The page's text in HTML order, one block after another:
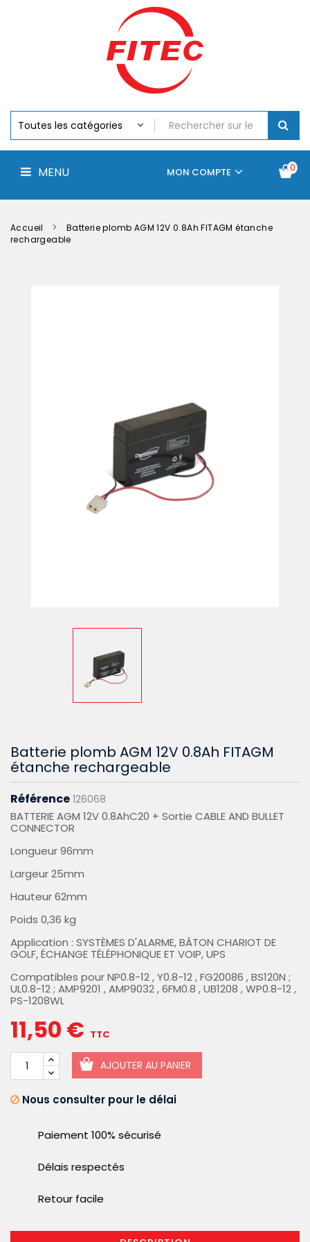
MENU 0
MON COMPTE
Chargeurs
Accus
Perceuse,
Visseuse
Batteries
Accueil
Batterie plomb AGM 12V 0.8Ah FITAGM étanche
rechargeable
Batterie plomb AGM 12V 0.8Ah FITAGM
étanche rechargeable
Référence 126068
BATTERIE AGM 12V 0.8AhC20 + Sortie CABLE AND BULLET
CONNECTOR
Longueur 96mm
Largeur 25mm
Hauteur 62mm
Poids 0,36 kg
Application : SYSTÈMES D'ALARME, BÂTON CHARIOT DE
GOLF, ÉCHANGE TÉLÉPHONIQUE ET VOIP, UPS
Compatibles pour NP0.8-12 , Y0.8-12 , FG20086 , BS120N ;
UL0.8-12 ; AMP9201 , AMP9032 , 6FM0.8 , UB1208 , WP0.8-12 ,
PS-1208WL
11,50 € TTC
AJOUTER AU PANIER
Nous consulter pour le délai
Paiement 100% sécurisé
Délais respectés
Retour facile